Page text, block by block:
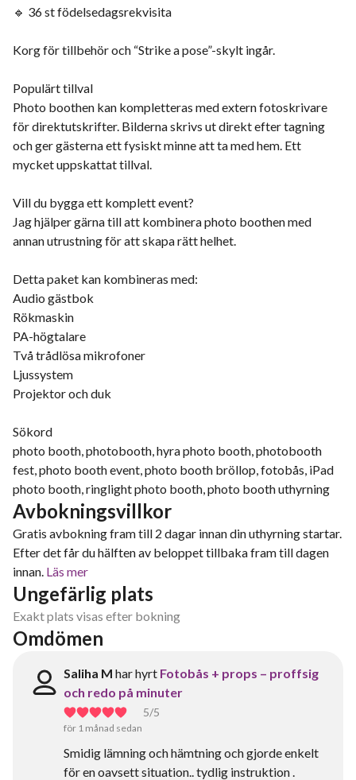
🔹 36 st födelsedagsrekvisita
Korg för tillbehör och “Strike a pose”-skylt ingår.
Populärt tillval
Photo boothen kan kompletteras med extern fotoskrivare
för direktutskrifter. Bilderna skrivs ut direkt efter tagning
och ger gästerna ett fysiskt minne att ta med hem. Ett
mycket uppskattat tillval.
Vill du bygga ett komplett event?
Jag hjälper gärna till att kombinera photo boothen med
annan utrustning för att skapa rätt helhet.
Detta paket kan kombineras med:
Audio gästbok
Rökmaskin
PA-högtalare
Två trådlösa mikrofoner
Ljussystem
Projektor och duk
Sökord
photo booth, photobooth, hyra photo booth, photobooth
fest, photo booth event, photo booth bröllop, fotobås, iPad
photo booth, ringlight photo booth, photo booth uthyrning
Avbokningsvillkor
Gratis avbokning fram till 2 dagar innan din uthyrning startar.
Efter det får du hälften av beloppet tillbaka fram till dagen
innan. Läs mer
Ungefärlig plats
Exakt plats visas efter bokning
Omdömen
Saliha M har hyrt Fotobås + props – proffsig
och redo på minuter
5/5
för 1 månad sedan
Smidig lämning och hämtning och gjorde enkelt
för en oavsett situation.. tydlig instruktion .